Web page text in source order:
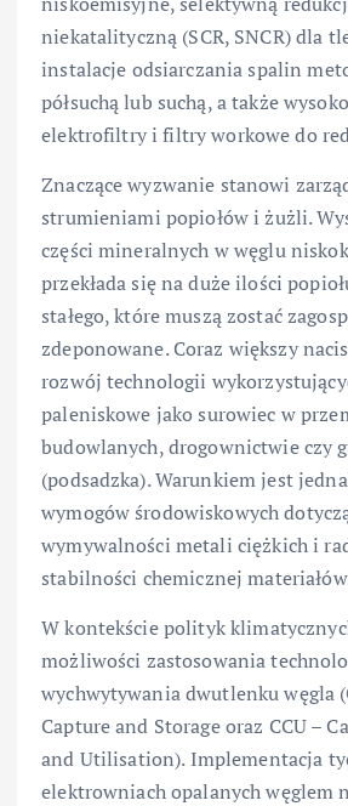
niekatalityczną (SCR, SNCR) dla
instalacje odsiarczania spalin
półsuchą lub suchą, a także
elektrofiltry i filtry workowe do
Znaczące wyzwanie stanowi
strumieniami popiołów i żużli.
części mineralnych w węglu
przekłada się na duże ilości
stałego, które muszą zostać
zdeponowane. Coraz większy
rozwój technologii
paleniskowe jako surowiec w
budowlanych, drogownictwie czy
(podsadzka). Warunkiem jest
wymogów środowiskowych
wymywalności metali ciężkich i
stabilności chemicznej
W kontekście polityk
możliwości zastosowania
wychwytywania dwutlenku węgla
Capture and Storage oraz CCU –
and Utilisation). Implementacja
elektrowniach opalanych węglem